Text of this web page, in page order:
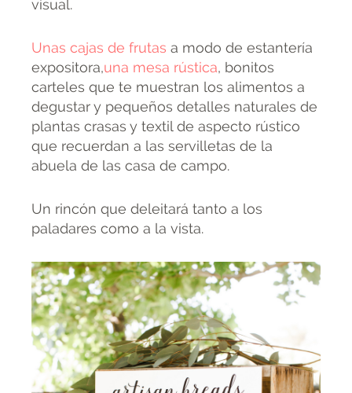
visual.
Unas cajas de frutas a modo de estantería
expositora,una mesa rústica, bonitos
carteles que te muestran los alimentos a
degustar y pequeños detalles naturales de
plantas crasas y textil de aspecto rústico
que recuerdan a las servilletas de la
abuela de las casa de campo.
Un rincón que deleitará tanto a los
paladares como a la vista.